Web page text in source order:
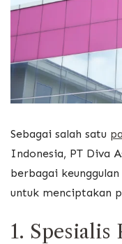
Sebagai salah satu
Indonesia, PT Diva
berbagai
untuk menciptakan
1.